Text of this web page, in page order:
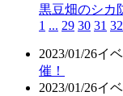
黒豆畑のシカ
1 ... 29 30 31 32
2023/01/26イ
催！
2023/01/26イ